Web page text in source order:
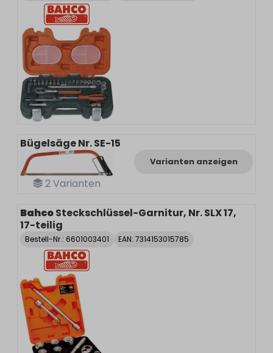
2Varianten
Bügelsäge Nr. SE-15
Varianten anzeigen
BahcoSteckschlüssel-Garnitur, Nr. SLX 17,
17-teilig
Bestell-Nr.: 6601003401 EAN: 7314153015785